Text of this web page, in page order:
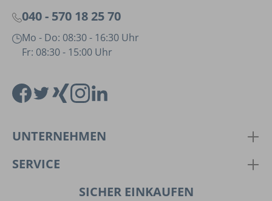
040 - 570 18 25 70
Mo - Do: 08:30 - 16:30 Uhr
Fr: 08:30 - 15:00 Uhr
UNTERNEHMEN
SERVICE
SICHER EINKAUFEN